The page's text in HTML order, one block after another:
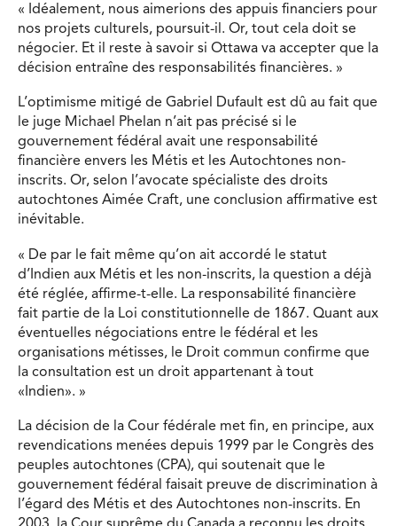
« Idéalement, nous aimerions des appuis financiers pour
nos projets culturels, poursuit-il. Or, tout cela doit se
négocier. Et il reste à savoir si Ottawa va accepter que la
décision entraîne des responsabilités financières. »
L’optimisme mitigé de Gabriel Dufault est dû au fait que
le juge Michael Phelan n’ait pas précisé si le
gouvernement fédéral avait une responsabilité
financière envers les Métis et les Autochtones non-
inscrits. Or, selon l’avocate spécialiste des droits
autochtones Aimée Craft, une conclusion affirmative est
inévitable.
« De par le fait même qu’on ait accordé le statut
d’Indien aux Métis et les non-inscrits, la question a déjà
été réglée, affirme-t-elle. La responsabilité financière
fait partie de la Loi constitutionnelle de 1867. Quant aux
éventuelles négociations entre le fédéral et les
organisations métisses, le Droit commun confirme que
la consultation est un droit appartenant à tout
«Indien». »
La décision de la Cour fédérale met fin, en principe, aux
revendications menées depuis 1999 par le Congrès des
peuples autochtones (CPA), qui soutenait que le
gouvernement fédéral faisait preuve de discrimination à
l’égard des Métis et des Autochtones non-inscrits. En